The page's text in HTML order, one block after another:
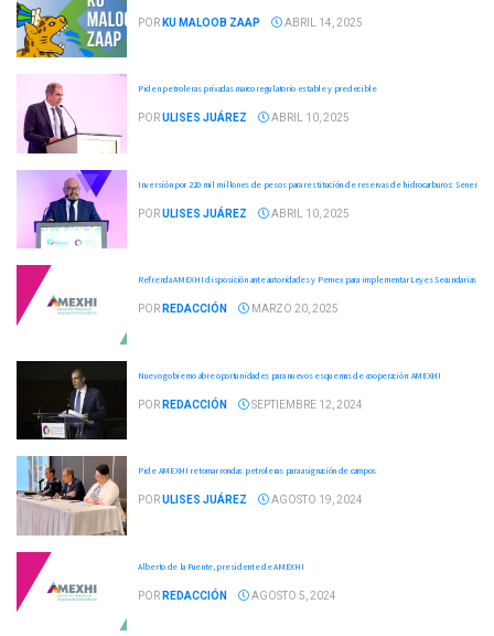
POR KU MALOOB ZAAP ABRIL 14, 2025
Piden petroleras privadas marco regulatorio estable y predecible
PORULISES JUÁREZ ABRIL 10, 2025
Inversión por 220 mil millones de pesos para restitución de reservas de hidrocarburos: Sener
PORULISES JUÁREZ ABRIL 10, 2025
Refrenda AMEXHI disposición ante autoridades y Pemex para implementar Leyes Secundarias
POR REDACCIÓN MARZO 20, 2025
Nuevo gobierno abre oportunidades para nuevos esquemas de cooperación: AMEXHI
POR REDACCIÓN SEPTIEMBRE 12, 2024
Pide AMEXHI retomar rondas petroleras para asignación de campos
PORULISES JUÁREZ AGOSTO 19, 2024
Alberto de la Fuente, presidente de AMEXHI
POR REDACCIÓN AGOSTO 5, 2024